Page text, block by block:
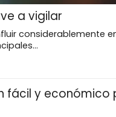
a vigilar
considerablemente
fácil y económico